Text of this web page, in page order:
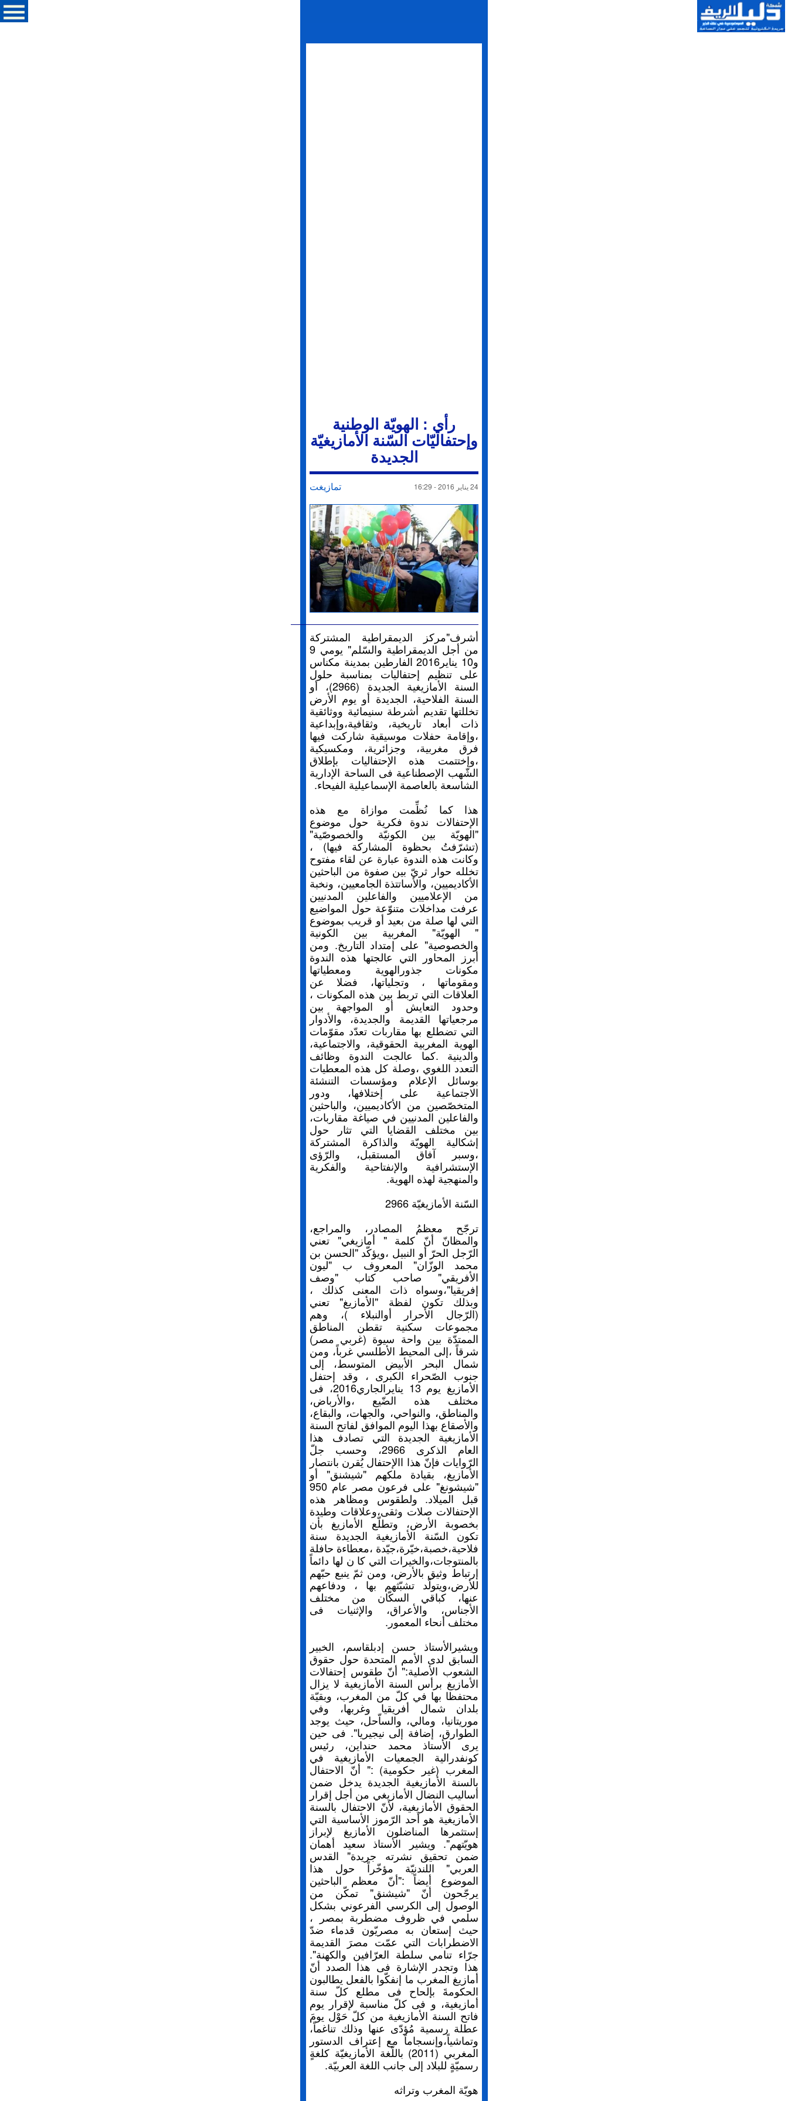
رأي : الهويّة الوطنية
وإحتفاليّات السّنة الأمازيغيّة
الجديدة
تمازيغت 24 يناير 2016 - 16:29
أشرف"مركز الديمقراطية المشتركة
من أجل الديمقراطية والسّلم" يومي 9
و10 يناير2016 الفارطين بمدينة مكناس
على تنظيم إحتفاليات بمناسبة حلول
السنة الأمازيغية الجديدة (2966)، أو
السنة الفلاحية، الجديدة أو يوم الأرض
تخللتها تقديم أشرطة سنيمائية ووثائقية
ذات أبعاد تاريخية، وثقافية،وإبداعية
،وإقامة حفلات موسيقية شاركت فيها
فرق مغربية، وجزائرية، ومكسيكية
،وإختتمت هذه الإحتفاليات بإطلاق
الشّهب الإصطناعية فى الساحة الإدارية
الشاسعة بالعاصمة الإسماعيلية الفيحاء.
هذا كما نُظِّمت موازاة مع هذه
الإحتفالات ندوة فكرية حول موضوع
"الهويّة بين الكونيّة والخصوصّية"
(تشرّفتُ بحظوة المشاركة فيها) ،
وكانت هذه الندوة عبارة عن لقاء مفتوح
تخلله حوار ثريّ بين صفوة من الباحثين
الأكاديميين، والأساتتذة الجامعيين، ونخبة
من الإعلاميين والفاعلين المدنيين
عرفت مداخلات متنوّعة حول المواضيع
التي لها صلة من بعيد أو قريب بموضوع
" الهويّة" المغربية بين الكونية
والخصوصية" على إمتداد التاريخ. ومن
أبرز المحاور التي عالجتها هذه الندوة
مكونات جذورالهوية ومعطياتها
ومقوماتها ، وتجلياتها، فضلا عن
العلاقات التي تربط بين هذه المكونات ،
وحدود التعايش أو المواجهة بين
مرجعياتها القديمة والجديدة، والأدوار
التي تضطلع بها مقاربات تعدّد مقوّمات
الهوية المغربية الحقوقية، والاجتماعية،
والدينية .كما عالجت الندوة وظائف
التعدد اللغوي ،وصلة كل هذه المعطيات
بوسائل الإعلام ومؤسسات التنشئة
الاجتماعية على إختلافها، ودور
المتخصّصين من الأكاديميين، والباحثين
والفاعلين المدنيين في صياغة مقاربات،
بين مختلف القضايا التي تثار حول
إشكالية الهويّة والذاكرة المشتركة
،وسبر آفاق المستقبل، والرّؤى
الإستشرافية والإنفتاحية والفكرية
والمنهجية لهذه الهوية.
السّنة الأمازيغيّة 2966
ترجّح معظمُ المصادر، والمراجع،
والمظانّ أنّ كلمة " أمازيغي" تعني
الرّجل الحرّ أو النبيل ،ويؤكّد "الحسن بن
محمد الوزّان" المعروف ب "ليون
الأفريقي" صاحب كتاب "وصف
إفريقيا"،وسواه ذات المعنى كذلك ،
وبذلك تكون لفظة "الأمازيغ" تعني
(الرّجال الأحرار أوالنبلاء )، وهم
مجموعات سكنية تقطن المناطق
الممتدّة بين واحة سيوة (غربي مصر)
شرقاً ،إلى المحيط الأطلسي غرباً، ومن
شمال البحر الأبيض المتوسط، إلى
جنوب الصّحراء الكبرى ، وقد إحتفل
الأمازيغ يوم 13 ينايرالجاري2016، فى
مختلف هذه الضّيع ،والأرباض،
والمناطق، والنواحي، والجهات، والبقاع،
والأصقاع بهذا اليوم الموافق لفاتح السنة
الأمازيغية الجديدة التي تصادف هذا
العام الذكرى 2966، وحسب جلّ
الرّوايات فإنّ هذا االإحتفال يُقرن بانتصار
الأمازيغ، بقيادة ملكهم "شيشنق" أو
"شيشونغ" على فرعون مصر عام 950
قبل الميلاد. ولطقوس ومظاهر هذه
الإحتفالات صلات وثقى،وعلاقات وطيدة
بخصوبة الأرض، وتطلّع الأمازيغ بأن
تكون السّنة الأمازيغية الجديدة سنة
فلاحية،خصبة،خيّرة،جيّدة ،معطاءة حافلة
بالمنتوجات،والخيرات التي كا ن لها دائماً
إرتباط وثيق بالأرض، ومن ثمّ ينبع حبّهم
للأرض،ويتولّد تشبّثهم بها ، ودفاعهم
عنها، كباقي السكّان من مختلف
الأجناس، والأعراق، والإثنيات فى
مختلف أنحاء المعمور.
ويشيرالأستاذ حسن إدبلقاسم، الخبير
السابق لدى الأمم المتحدة حول حقوق
الشعوب الأصلية:" أنّ طقوس إحتفالات
الأمازيغ برأس السنة الأمازيغية لا يزال
محتفظا بها في كلّ من المغرب، وبقيّة
بلدان شمال أفريقيا وغربها، وفي
موريتانيا، ومالي، والساّحل، حيث يوجد
الطوارق، إضافة إلى نيجيريا". فى حين
يرى الأستاذ محمد حنداين، رئيس
كونفدرالية الجمعيات الأمازيغية في
المغرب (غير حكومية) :" أنّ الاحتفال
بالسنة الأمازيغية الجديدة يدخل ضمن
أساليب النضال الأمازيغي من أجل إقرار
الحقوق الأمازيغية، لأنّ الاحتفال بالسنة
الأمازيغية هو أحد الرّموز الأساسية التي
إستثمرها المناضلون الأمازيغ لإبراز
هويّتهم". ويشير الأستاذ سعيد أهمان
ضمن تحقيق نشرته جريدة" القدس
العربي" اللندنيّة مؤخّراً حول هذا
الموضوع أيضاً :"أنّ معظم الباحثين
يرجّحون أنّ "شيشنق" تمكّن من
الوصول إلى الكرسي الفرعوني بشكل
سلمي في ظروف مضطربة بمصر ،
حيث إستعان به مصريّون قدماء ضدّ
الاضطرابات التي عمّت مصرَ القديمة
جرّاء تنامي سلطة العرّافين والكهنة".
هذا وتجدر الإشارة فى هذا الصدد أنّ
أمازيغ المغرب ما إنفكّوا بالفعل يطالبون
الحكومةَ بإلحاح فى مطلع كلّ سنة
أمازيغية، و فى كلّ مناسبة لإقرار يوم
فاتح السنة الأمازيغية من كلّ حَوْل يومَ
عطلة رسمية مُؤدّى عنها وذلك تناغماً،
وتماشياً،وإنسجاماً مع إعتراف الدستور
المغربي (2011) باللّغة الأمازيغيّة كلغةٍ
رسميّةٍ للبلاد إلى جانب اللغة العربيّة.
هويّة المغرب وتراثه